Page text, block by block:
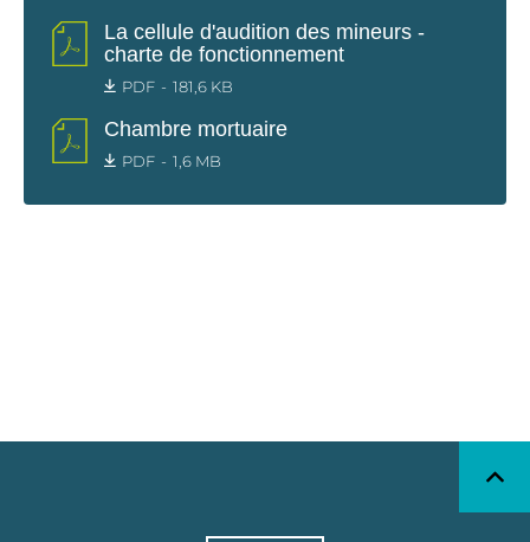
La cellule d'audition des mineurs -
charte de fonctionnement
PDF 181,6 KB
Chambre mortuaire
PDF 1,6 MB